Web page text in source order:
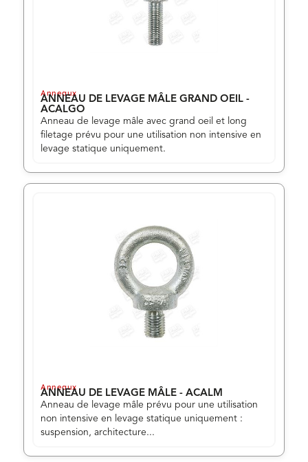
Anneaux
ANNEAU DE LEVAGE MÂLE GRAND OEIL -
ACALGO
Anneau de levage mâle avec grand oeil et long
filetage prévu pour une utilisation non intensive en
levage statique uniquement.
Anneaux
ANNEAU DE LEVAGE MÂLE - ACALM
Anneau de levage mâle prévu pour une utilisation
non intensive en levage statique uniquement :
suspension, architecture...